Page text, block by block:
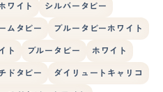
ワイト シルバータビー
ムタビー ブルータビーホワイト
ト ブルータビー ホワイト
ドタビー ダイリュートキャリコ